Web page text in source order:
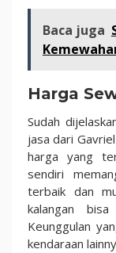
Baca juga
Harga
Sudah
jasa dari
harga yang
sendiri
terbaik dan
kalangan
Keunggulan
kendaraan